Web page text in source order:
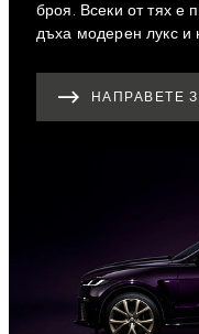
броя. Всеки от тях е
дъха модерен лукс и
НАПРАВЕТЕ